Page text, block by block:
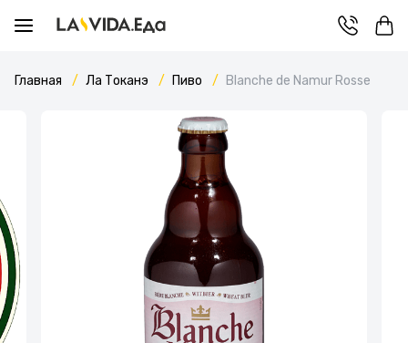
Главная Ла Токанэ Пиво Blanche de Namur Rosse